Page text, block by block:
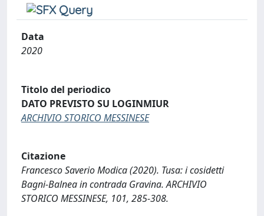
Data
2020
Titolo del periodico
DATO PREVISTO SU LOGINMIUR
ARCHIVIO STORICO MESSINESE
Citazione
Francesco Saverio Modica (2020). Tusa: i cosidetti
Bagni-Balnea in contrada Gravina. ARCHIVIO
STORICO MESSINESE, 101, 285-308.